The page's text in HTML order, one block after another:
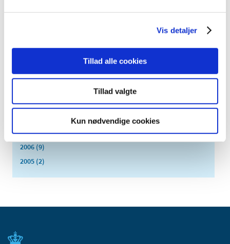
Vis detaljer
Tillad alle cookies
Tillad valgte
Kun nødvendige cookies
februar (3)
2011 (13)
2009 (14)
2007 (3)
2006 (9)
2005 (2)